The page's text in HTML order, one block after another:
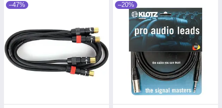
–47% –20%